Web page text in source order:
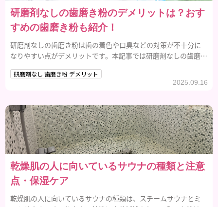
研磨剤なしの歯磨き粉のデメリットは？おす
すめの歯磨き粉も紹介！
研磨剤なしの歯磨き粉は歯の着色や口臭などの対策が不十分に
なりやすい点がデメリットです。本記事では研磨剤なしの歯磨き
研磨剤なし 歯磨き粉 デメリット
2025.09.16
乾燥肌の人に向いているサウナの種類と注意
点・保湿ケア
乾燥肌の人に向いているサウナの種類は、スチームサウナとミ